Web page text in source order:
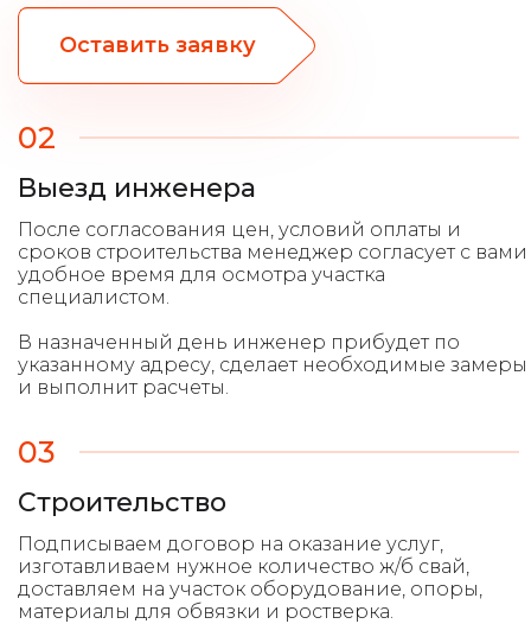
Оставить заявку
02
Выезд инженера
После согласования цен, условий оплаты и
сроков строительства менеджер согласует с вами
удобное время для осмотра участка
специалистом.
В назначенный день инженер прибудет по
указанному адресу, сделает необходимые замеры
и выполнит расчеты.
03
Строительство
Подписываем договор на оказание услуг,
изготавливаем нужное количество ж/б свай,
доставляем на участок оборудование, опоры,
материалы для обвязки и ростверка.